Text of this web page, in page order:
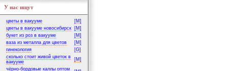
У нас ищут
цветы в вакууме
[M]
цветы в вакууме новосибирск
[M]
букет из роз в вакууме
[M]
ваза из металла для цветов
[M]
гинекология
[G]
сколько стоит живой цветок в
вакууме
[M]
чёрно-бордовые каллы оптом